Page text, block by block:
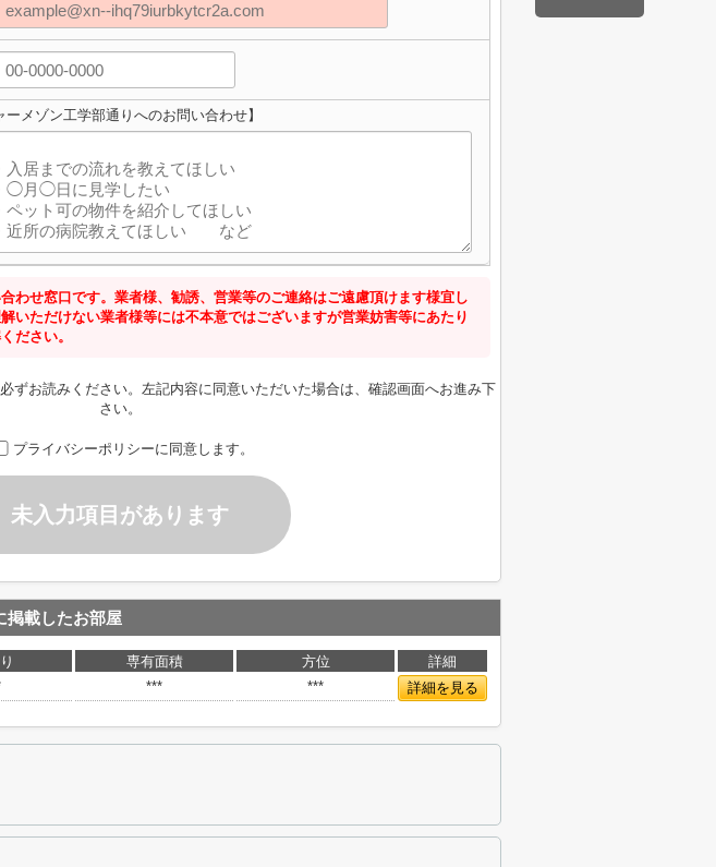
ーメゾン工学部通りへのお問い合わせ】
わせ窓口です。業者様、勧誘、営業等のご連絡はご遠慮頂けます様宜し
いただけない業者様等には不本意ではございますが営業妨害等にあたり
ださい。
ずお読みください。左記内容に同意いただいた場合は、確認画面へお進み下
さい。
プライバシーポリシーに同意します。
未入力項目があります
掲載したお部屋
専有面積 方位
詳細
*** *** 詳細を見る